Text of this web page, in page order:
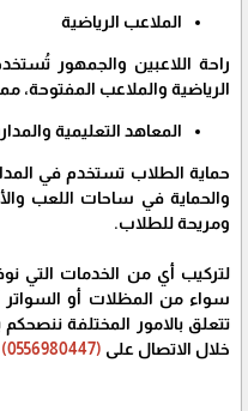
الملاعب الرياضية
راحة اللاعبين والجمهور
الرياضية والملاعب المفتوحة،
المعاهد التعليمية
حماية الطلاب تستخدم في
والحماية في ساحات اللعب
ومريحة للطلاب.
لتركيب أي من الخدمات التي
سواء من المظلات أو السواتر
تتعلق بالامور المختلفة
خلال الاتصال على (0556980447)